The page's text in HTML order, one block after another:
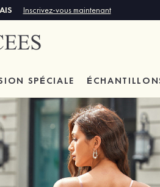
Inscrivez-vous maintenant
SPÉCIALE